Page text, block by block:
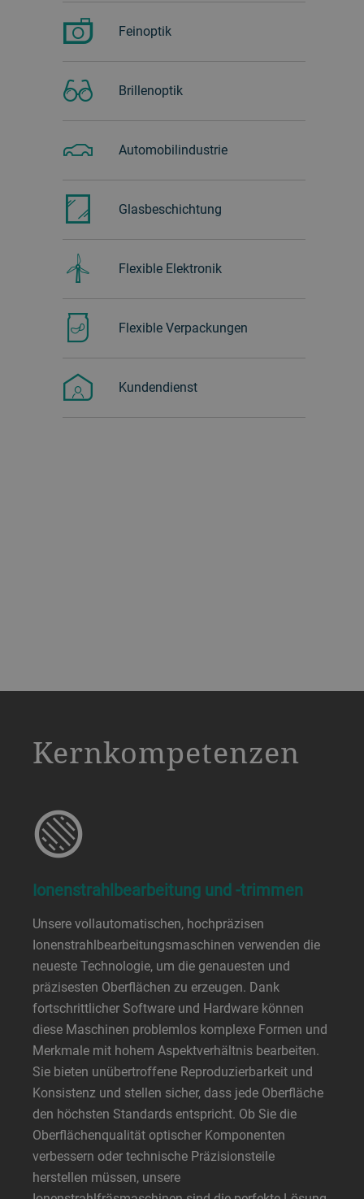
Feinoptik
Brillenoptik
Automobilindustrie
Glasbeschichtung
Flexible Elektronik
Flexible Verpackungen
Kundendienst
Kernkompetenzen
Ionenstrahlbearbeitung und -trimmen
Unsere vollautomatischen, hochpräzisen
Ionenstrahlbearbeitungsmaschinen verwenden die
neueste Technologie, um die genauesten und
präzisesten Oberflächen zu erzeugen. Dank
fortschrittlicher Software und Hardware können
diese Maschinen problemlos komplexe Formen und
Merkmale mit hohem Aspektverhältnis bearbeiten.
Sie bieten unübertroffene Reproduzierbarkeit und
Konsistenz und stellen sicher, dass jede Oberfläche
den höchsten Standards entspricht. Ob Sie die
Oberflächenqualität optischer Komponenten
verbessern oder technische Präzisionsteile
herstellen müssen, unsere